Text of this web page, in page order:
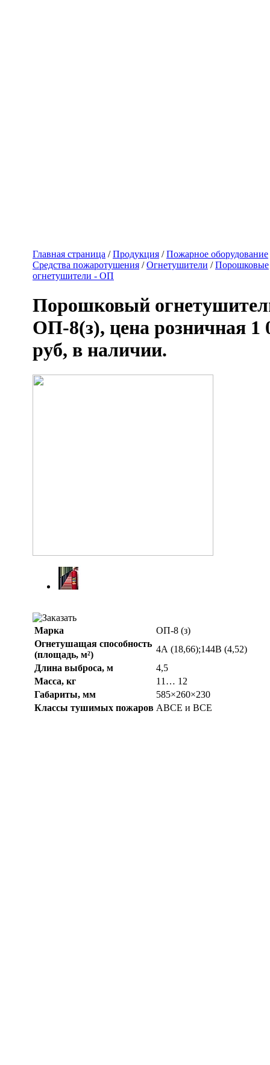
Главная страница /Продукция /Пожарное оборудование
Средства пожаротушения /Огнетушители /Порошковые
огнетушители - ОП
Порошковый
ОП-8(з), цена розничная 1
руб, в наличии.
Марка ОП-8 (з)
Огнетушащая способность
(площадь, м²)
4А (18,66);144В (4,52)
Длина выброса, м
4,5
Масса, кг
11… 12
Габариты, мм
585×260×230
Классы тушимых пожаров ABCЕ и ВСЕ